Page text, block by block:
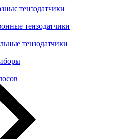
тензодатчики
тензодатчики
тензодатчики